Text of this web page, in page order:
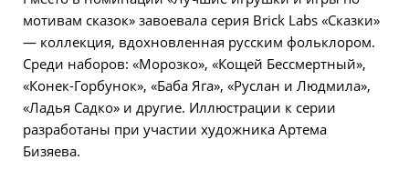
мотивам сказок» завоевала серия Brick Labs «Сказки»
— коллекция, вдохновленная русским фольклором.
Среди наборов: «Морозко», «Кощей Бессмертный»,
«Конек-Горбунок», «Баба Яга», «Руслан и Людмила»,
«Ладья Садко» и другие. Иллюстрации к серии
разработаны при участии художника Артема
Бизяева.